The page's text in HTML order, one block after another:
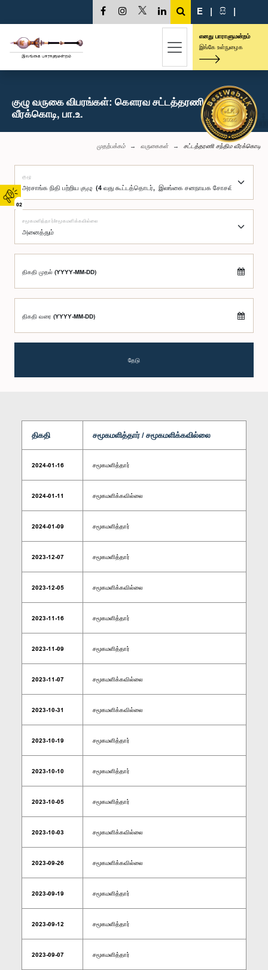
02
E | සි |
எனது பாராளுமன்றம்
இங்கே உள்நுழைக
குழு வருகை விபரங்கள்: கௌரவ சட்டத்தரணி சந்திம
வீரக்கொடி, பா.உ.
முதற்பக்கம் வருகைகள் சட்டத்தரணி சந்திம வீரக்கொடி
குழு
சமூகமளித்தார்/சமூகமளிக்கவில்லை
திகதி முதல் (YYYY-MM-DD)
திகதி வரை (YYYY-MM-DD)
தேடு
திகதி சமூகமளித்தார் / சமூகமளிக்கவில்லை
2024-01-16 சமூகமளித்தார்
2024-01-11 சமூகமளிக்கவில்லை
2024-01-09 சமூகமளித்தார்
2023-12-07 சமூகமளித்தார்
2023-12-05 சமூகமளிக்கவில்லை
2023-11-16 சமூகமளித்தார்
2023-11-09 சமூகமளித்தார்
2023-11-07 சமூகமளிக்கவில்லை
2023-10-31 சமூகமளிக்கவில்லை
2023-10-19 சமூகமளித்தார்
2023-10-10 சமூகமளித்தார்
2023-10-05 சமூகமளித்தார்
2023-10-03 சமூகமளிக்கவில்லை
2023-09-26 சமூகமளிக்கவில்லை
2023-09-19 சமூகமளித்தார்
2023-09-12 சமூகமளித்தார்
2023-09-07 சமூகமளித்தார்